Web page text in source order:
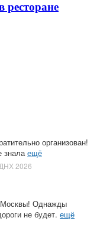
ресторане
организован!
зналаещё
2026
Москвы! Однажды
не будет. ещё